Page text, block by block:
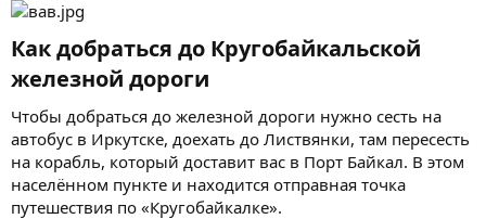
Как добраться до Кругобайкальской
железной дороги​
Чтобы добраться до железной дороги нужно сесть на
автобус в Иркутске, доехать до Листвянки, там пересесть
на корабль, который доставит вас в Порт Байкал. В этом
населённом пункте и находится отправная точка
путешествия по «Кругобайкалке».